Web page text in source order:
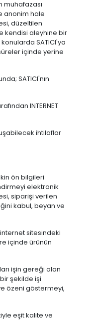
muhafazası
anonim hale
düzeltilen
kendisi aleyhine bir
SATICI'ya
içinde yerine
SATICI'nın
INTERNET
ihtilaflar
ön bilgileri
elektronik
siparişi verilen
kabul, beyan ve
sitesindeki
içinde ürünün
işin gereği olan
şekilde işi
özeni göstermeyi,
eşit kalite ve